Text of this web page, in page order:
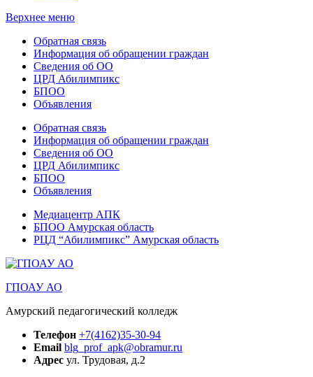
Верхнее меню
Обратная связь
Информация об обращении граждан
Сведения об ОО
ЦРД Абилимпикс
БПОО
Объявления
Обратная связь
Информация об обращении граждан
Сведения об ОО
ЦРД Абилимпикс
БПОО
Объявления
Медиацентр АПК
БПОО Амурская область
РЦД “Абилимпикс” Амурская область
ГПОАУ АО
Амурский педагогический колледж
Телефон +7(4162)35-30-94
Email blg_prof_apk@obramur.ru
Адрес ул. Трудовая, д.2